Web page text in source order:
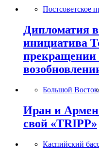
Постсоветское
Дипломатия
инициатива
прекращении
Большой
Иран и
свой «TRIPP»
Каспийский